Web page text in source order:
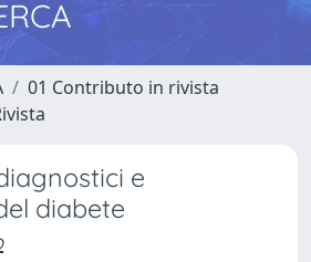
01 Contributo in rivista
e
diabete